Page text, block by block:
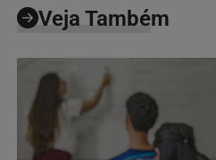
Veja Também